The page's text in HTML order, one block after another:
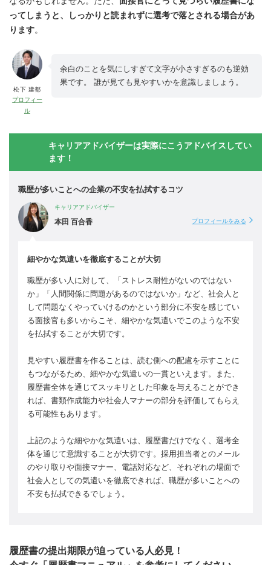
ってしまうと、しっかりと読まれずに選考で落とされる場合があ
ります。
松下 建都
プロフィー
ル
余白のことを気にしすぎて文字が小さすぎるのも逆効
果です。 誰が見ても見やすいかを意識しましょう。
キャリアアドバイザーは実際にこうアドバイスしてい
ます！
職歴が多いことへの企業の不安を払拭するコツ
キャリアアドバイザー
本田 百合香 プロフィールをみる
細やかな気遣いを徹底することが大切
職歴が多い人に対して、「ストレス耐性がないのではない
か」「人間関係に問題があるのではないか」など、社会人と
して問題なくやっていけるのかという部分に不安を感じてい
る面接官も多いからこそ、細やかな気遣いでこのような不安
を払拭することが大切です。
見やすい履歴書を作ることは、読む側への配慮を示すことに
もつながるため、細やかな気遣いの一貫といえます。また、
履歴書全体を通じてスッキリとした印象を与えることができ
れば、書類作成能力や社会人マナーの部分を評価してもらえ
る可能性もあります。
上記のような細やかな気遣いは、履歴書だけでなく、選考全
体を通じて意識することが大切です。採用担当者とのメール
のやり取りや面接マナー、電話対応など、それぞれの場面で
社会人としての気遣いを徹底できれば、職歴が多いことへの
不安も払拭できるでしょう。
履歴書の提出期限が迫っている人必見！